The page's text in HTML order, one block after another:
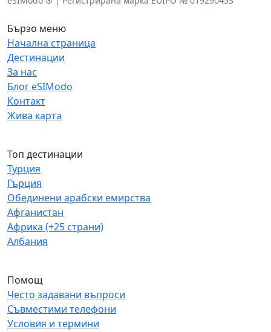
Бързо меню
Начална страница
Дестинации
За нас
Блог eSIModo
Контакт
Жива карта
Топ дестинации
Турция
Гърция
Обединени арабски емирства
Афганистан
Африка (+25 страни)
Албания
Помощ
Често задавани въпроси
Съвместими телефони
Условия и термини